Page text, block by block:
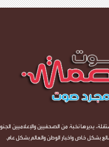
يديرها نخبة من الصحفيين والإعلاميين
بشكل خاص واخبار الوطن والعالم بشكل عام.